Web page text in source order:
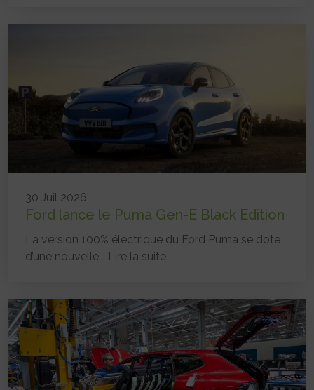
30 Juil 2026
Ford lance le Puma Gen-E Black Edition
La version 100% électrique du Ford Puma se dote
d’une nouvelle... Lire la suite